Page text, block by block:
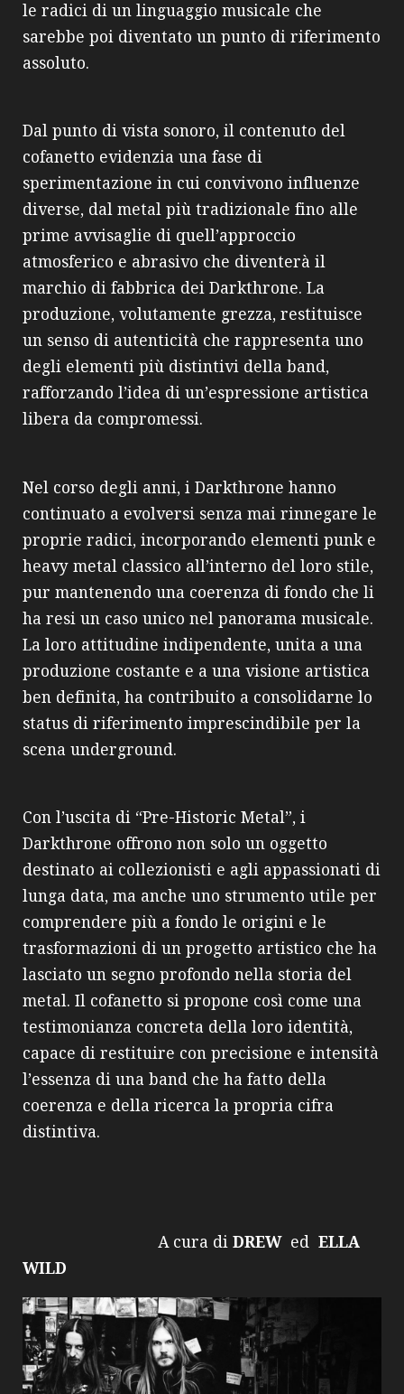
le radici di un linguaggio musicale che
sarebbe poi diventato un punto di riferimento
assoluto.
Dal punto di vista sonoro, il contenuto del
cofanetto evidenzia una fase di
sperimentazione in cui convivono influenze
diverse, dal metal più tradizionale fino alle
prime avvisaglie di quell’approccio
atmosferico e abrasivo che diventerà il
marchio di fabbrica dei Darkthrone. La
produzione, volutamente grezza, restituisce
un senso di autenticità che rappresenta uno
degli elementi più distintivi della band,
rafforzando l’idea di un’espressione artistica
libera da compromessi.
Nel corso degli anni, i Darkthrone hanno
continuato a evolversi senza mai rinnegare le
proprie radici, incorporando elementi punk e
heavy metal classico all’interno del loro stile,
pur mantenendo una coerenza di fondo che li
ha resi un caso unico nel panorama musicale.
La loro attitudine indipendente, unita a una
produzione costante e a una visione artistica
ben definita, ha contribuito a consolidarne lo
status di riferimento imprescindibile per la
scena underground.
Con l’uscita di “Pre-Historic Metal”, i
Darkthrone offrono non solo un oggetto
destinato ai collezionisti e agli appassionati di
lunga data, ma anche uno strumento utile per
comprendere più a fondo le origini e le
trasformazioni di un progetto artistico che ha
lasciato un segno profondo nella storia del
metal. Il cofanetto si propone così come una
testimonianza concreta della loro identità,
capace di restituire con precisione e intensità
l’essenza di una band che ha fatto della
coerenza e della ricerca la propria cifra
distintiva.
A cura di DREW ed ELLA
WILD